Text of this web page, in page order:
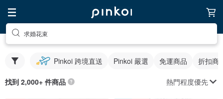
求婚花束
Pinkoi 跨境直送 Pinkoi 嚴選 免運商品 折扣商
找到 2,000+ 件商品 熱門程度優先